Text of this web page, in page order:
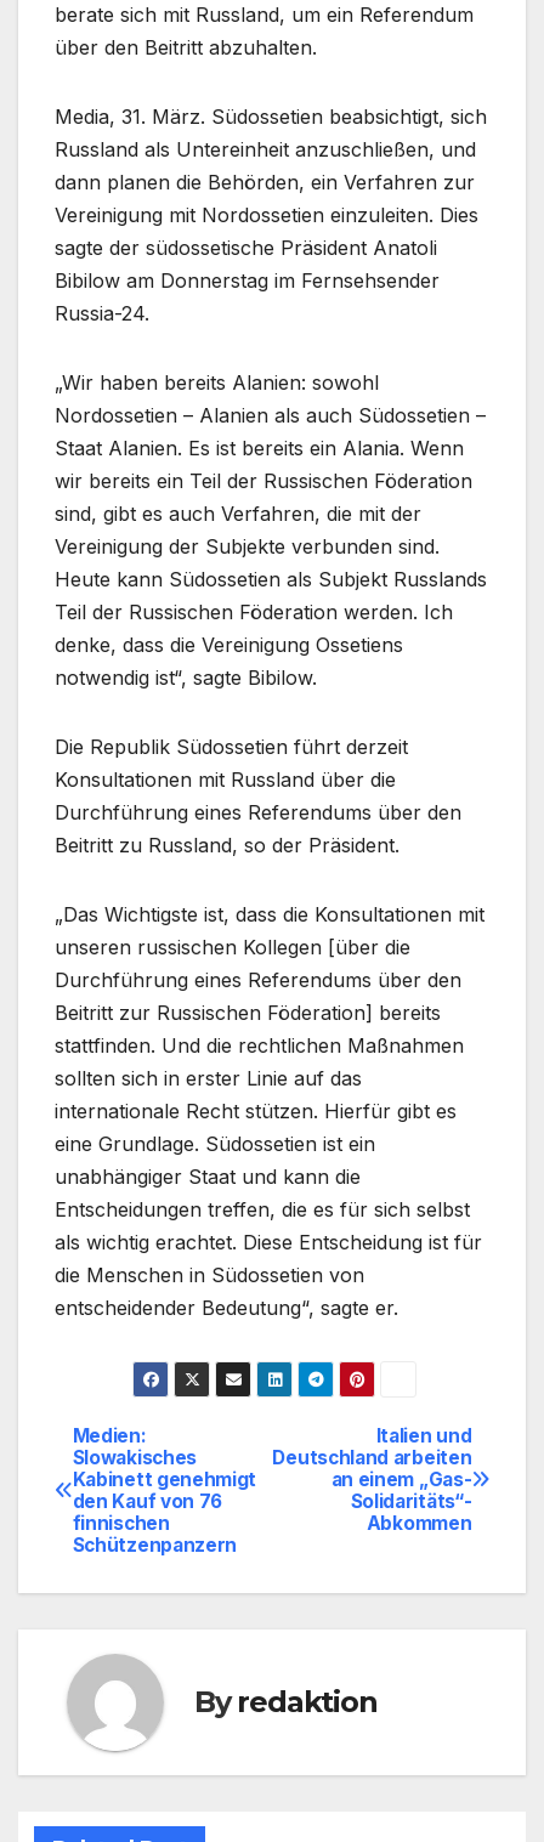
berate sich mit Russland, um ein Referendum
über den Beitritt abzuhalten.
Media, 31. März. Südossetien beabsichtigt, sich
Russland als Untereinheit anzuschließen, und
dann planen die Behörden, ein Verfahren zur
Vereinigung mit Nordossetien einzuleiten. Dies
sagte der südossetische Präsident Anatoli
Bibilow am Donnerstag im Fernsehsender
Russia-24.
„Wir haben bereits Alanien: sowohl
Nordossetien – Alanien als auch Südossetien –
Staat Alanien. Es ist bereits ein Alania. Wenn
wir bereits ein Teil der Russischen Föderation
sind, gibt es auch Verfahren, die mit der
Vereinigung der Subjekte verbunden sind.
Heute kann Südossetien als Subjekt Russlands
Teil der Russischen Föderation werden. Ich
denke, dass die Vereinigung Ossetiens
notwendig ist“, sagte Bibilow.
Die Republik Südossetien führt derzeit
Konsultationen mit Russland über die
Durchführung eines Referendums über den
Beitritt zu Russland, so der Präsident.
„Das Wichtigste ist, dass die Konsultationen mit
unseren russischen Kollegen [über die
Durchführung eines Referendums über den
Beitritt zur Russischen Föderation] bereits
stattfinden. Und die rechtlichen Maßnahmen
sollten sich in erster Linie auf das
internationale Recht stützen. Hierfür gibt es
eine Grundlage. Südossetien ist ein
unabhängiger Staat und kann die
Entscheidungen treffen, die es für sich selbst
als wichtig erachtet. Diese Entscheidung ist für
die Menschen in Südossetien von
entscheidender Bedeutung“, sagte er.
BeitragsnavigationItalien und
Deutschland arbeiten
an einem „Gas-
Solidaritäts“-
Abkommen
Medien:
Slowakisches
Kabinett genehmigt
den Kauf von 76
finnischen
Schützenpanzern
Byredaktion